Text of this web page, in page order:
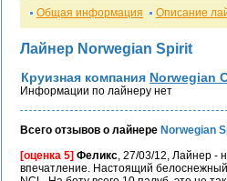
Общая информация Описание
Лайнер Norwegian Spirit
Круизная компания Norwegian
Информации по лайнеру нет
Всего отзывов о лайнере Norwegian
[оценка 5] Феликс, 27/03/12, Лайнер -
впечатление. Настоящий